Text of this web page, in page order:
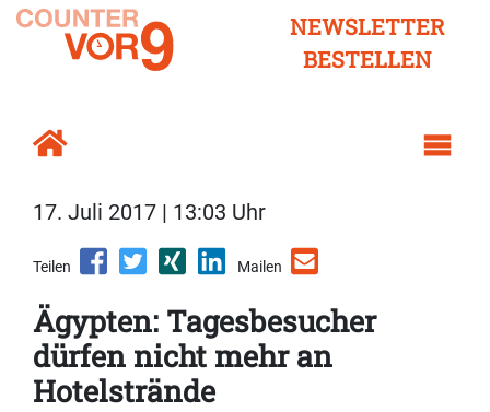
NEWSLETTER
BESTELLEN
17. Juli 2017 | 13:03 Uhr
Teilen Mailen
Ägypten: Tagesbesucher
dürfen nicht mehr an
Hotelstrände